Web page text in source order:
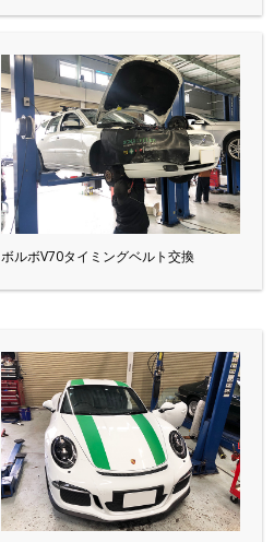
ボルボV70タイミングベルト交換